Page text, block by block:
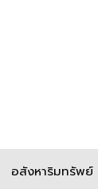
อสังหาริมทรัพย์